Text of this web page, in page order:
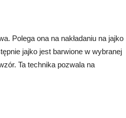
Polega ona na nakładaniu na jajko
jajko jest barwione w wybranej
Ta technika pozwala na